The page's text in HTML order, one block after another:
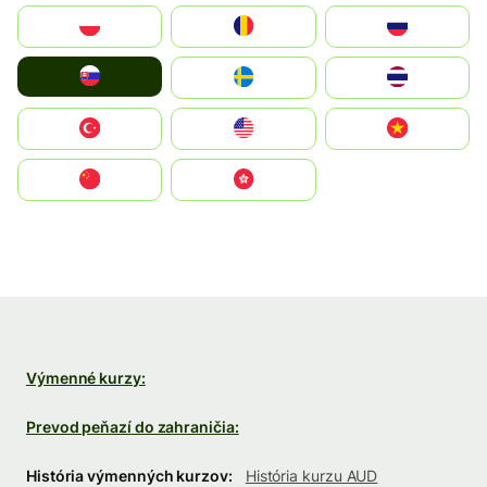
United States
中國香港特別行政區
Výmenné kurzy:
Prevod peňazí do zahraničia:
História výmenných kurzov:
História kurzu AUD